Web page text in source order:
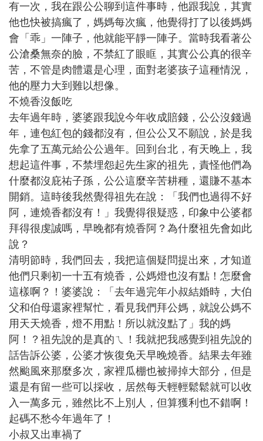
有一次，我在跟公公聊到這件事時，他跟我說，其實
他也快被搞瘋了，媽媽每次瘋，他覺得打了以後媽媽
會「乖」一陣子，他就能平靜一陣子。當時我看著公
公滄桑無奈的臉，不禁紅了眼眶，其實公公真的很辛
苦，不管是肉體還是心理，面對老婆孩子這種情況，
他的壓力大到難以想像。
不燒香沒飯吃
去年過年時，婆婆跟我說今年收成賠錢，公公沒錢過
年，連包紅包的錢都沒有，但公公又不願說，於是我
先拿了五萬元給公公過年。回到台北，有天晚上，我
想起這件事，不禁埋怨起先生家的祖先，責怪他們為
什麼都沒庇祐子孫，公公這麼辛苦耕種，還賺不基本
開銷。這時後我然覺得祖先在說：「我們也過得不好
阿，連燒香都沒有！」我覺得很疑惑，印象中公婆都
拜得很虔誠嗎，早晚都有燒香阿？為什麼祖先會如此
說？
清明節時，我們回去，我把這個疑問提出來，才知道
他們只剩初一十五有燒香，公媽燈也沒有點！怎麼會
這樣啊？！婆婆說：「去年過完年小叔結婚時，大伯
父和伯母還家裡幫忙，看見我們拜公媽，就說公媽不
用天天燒香，燈不用點！所以就沒點了」我的媽
阿！？祖先說的是真的ㄟ！我就把我感覺到祖先說的
話告訴公婆，公婆才恢復免天早晚燒香。結果去年雖
然颱風來那麼多次，家裡瓜棚也被掃掉大部分，但是
還是有留一些可以採收，居然每天輕輕鬆鬆就可以收
入一萬多元，雖然比不上別人，但算獲利也不錯啊！
起碼不愁今年過年了！
小叔又出車禍了